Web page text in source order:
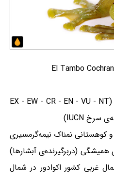
گونه‌ی با کم‌ترین نگرانی (EX - EW - CR - EN - VU - NT
نمناک نیمه‌گرمسیری
(دربرگیرنده‌ی آبشارها)
غربی کشور اکوادور در شمال